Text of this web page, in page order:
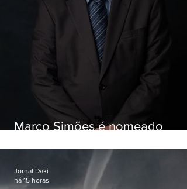
Marco Simões é nomeado
Jornal Daki
há 15 horas